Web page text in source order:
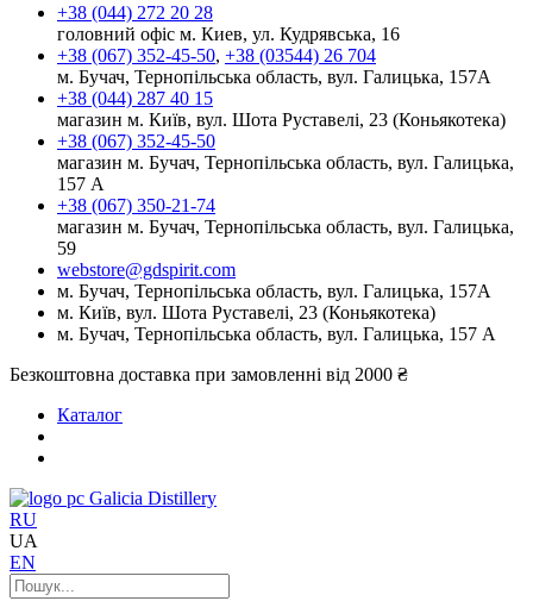
+38 (044) 272 20 28
головний офіс м. Киев, ул. Кудрявська, 16
+38 (067) 352-45-50, +38 (03544) 26 704
м. Бучач, Тернопільська область, вул. Галицька, 157А
+38 (044) 287 40 15
магазин м. Київ, вул. Шота Руставелі, 23 (Коньякотека)
+38 (067) 352-45-50
магазин м. Бучач, Тернопільська область, вул. Галицька,
157 А
+38 (067) 350-21-74
магазин м. Бучач, Тернопільська область, вул. Галицька,
59
webstore@gdspirit.com
м. Бучач, Тернопільська область, вул. Галицька, 157А
м. Київ, вул. Шота Руставелі, 23 (Коньякотека)
м. Бучач, Тернопільська область, вул. Галицька, 157 А
Безкоштовна доставка при замовленні від 2000 ₴
Каталог
Galicia Distillery
RU
UA
EN